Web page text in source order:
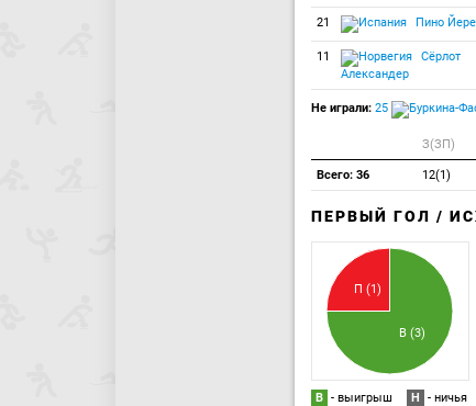
21 Пино
11
Сёрлот
Александер
Не играли: 25
З(ЗП)
Всего: 36 12(1)
ПЕРВЫЙ ГОЛ /
В (3)
П (1)
В - выигрыш Н - ничья